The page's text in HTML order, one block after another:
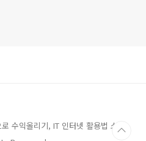
수익올리기, IT 인터넷 활용법 소개